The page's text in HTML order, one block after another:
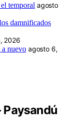
temporal agosto
damnificados
2026
nuevo agosto 6,
Paysandú